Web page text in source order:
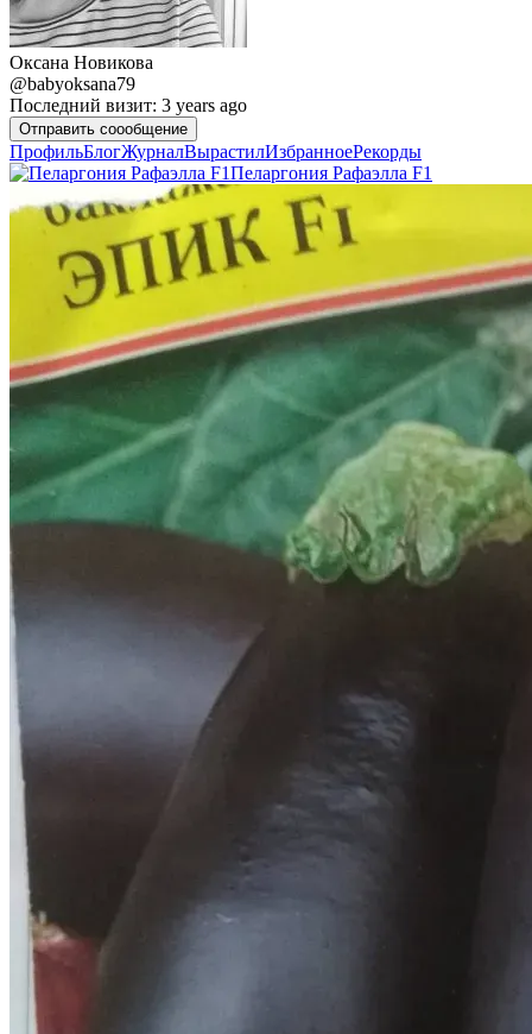
Оксана Новикова
@babyoksana79
Последний визит: 3 years ago
Отправить cоообщение
ПрофильБлогЖурналВырастилИзбранноеРекорды
Пеларгония Рафаэлла F1